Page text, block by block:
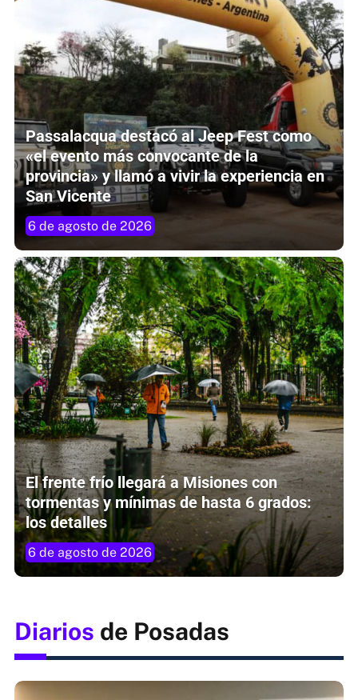
Passalacqua destacó al Jeep Fest como
«el evento más convocante de la
provincia» y llamó a vivir la experiencia en
San Vicente
6 de agosto de 2026
El frente frío llegará a Misiones con
tormentas y mínimas de hasta 6 grados:
los detalles
6 de agosto de 2026
Diarios de Posadas